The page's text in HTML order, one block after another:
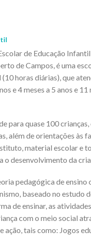
de Educação
de Campos, é uma
horas diárias), que
e 4 meses a 5 anos e 11
para quase 100
além de orientações às
material escolar e
o desenvolvimento da
pedagógica de ensino
baseado no estudo
de ensinar, as
com o meio social
ação, tais como: Jogos